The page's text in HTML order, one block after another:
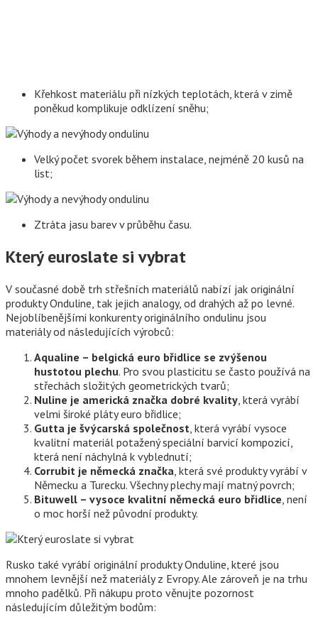
Křehkost materiálu při nízkých teplotách, která v zimě
poněkud komplikuje odklízení sněhu;
Velký počet svorek během instalace, nejméně 20 kusů na
list;
Ztráta jasu barev v průběhu času.
Který euroslate si vybrat
V současné době trh střešních materiálů nabízí jak originální
produkty Onduline, tak jejich analogy, od drahých až po levné.
Nejoblíbenějšími konkurenty originálního ondulinu jsou
materiály od následujících výrobců:
Aqualine – belgická euro břidlice se zvýšenou
hustotou plechu. Pro svou plasticitu se často používá na
střechách složitých geometrických tvarů;
Nuline je americká značka dobré kvality , která vyrábí
velmi široké pláty euro břidlice;
Gutta je švýcarská společnost , která vyrábí vysoce
kvalitní materiál potažený speciální barvicí kompozicí,
která není náchylná k vyblednutí;
Corrubit je německá značka , která své produkty vyrábí v
Německu a Turecku. Všechny plechy mají matný povrch;
Bituwell – vysoce kvalitní německá euro břidlice , není
o moc horší než původní produkty.
Rusko také vyrábí originální produkty Onduline, které jsou
mnohem levnější než materiály z Evropy. Ale zároveň je na trhu
mnoho padělků. Při nákupu proto věnujte pozornost
následujícím důležitým bodům: